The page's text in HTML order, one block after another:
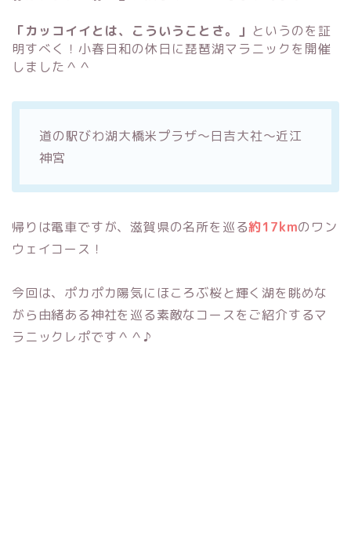
「カッコイイとは、こういうことさ。」 というのを証
明すべく！小春日和の休日に琵琶湖マラニックを開催
しました＾＾
道の駅びわ湖大橋米プラザ～日吉大社～近江
神宮
帰りは電車ですが、滋賀県の名所を巡る約17kmのワン
ウェイコース！
今回は、ポカポカ陽気にほころぶ桜と輝く湖を眺めな
がら由緒ある神社を巡る素敵なコースをご紹介するマ
ラニックレポです＾＾♪